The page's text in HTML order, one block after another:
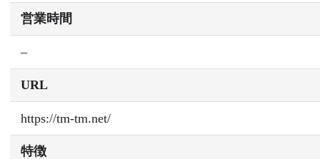
営業時間
–
URL
https://tm-tm.net/
特徴